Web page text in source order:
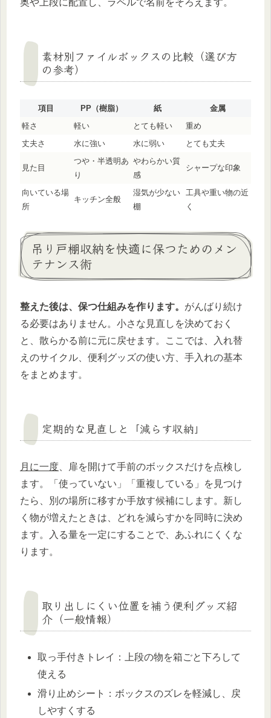
素材別ファイルボックスの比較（選び方
の参考）
項目 PP（樹脂） 紙
金属
軽さ
軽い とても軽い
重め
丈夫さ
水に強い 水に弱い とても丈夫
見た目
つや・半透明あ
り
やわらかい質
感
シャープな印象
向いている場
所
キッチン全般
湿気が少ない
棚
工具や重い物の近
く
吊り戸棚収納を快適に保つためのメン
テナンス術
整えた後は、保つ仕組みを作ります。 がんばり続け
る必要はありません。小さな見直しを決めておく
と、散らかる前に元に戻せます。ここでは、入れ替
えのサイクル、便利グッズの使い方、手入れの基本
をまとめます。
定期的な見直しと「減らす収納」
月に一度 、扉を開けて手前のボックスだけを点検し
ます。「使っていない」「重複している」を見つけ
たら、別の場所に移すか手放す候補にします。新し
く物が増えたときは、どれを減らすかを同時に決め
ます。入る量を一定にすることで、あふれにくくな
ります。
取り出しにくい位置を補う便利グッズ紹
介（一般情報）
取っ手付きトレイ：上段の物を箱ごと下ろして
使える
滑り止めシート：ボックスのズレを軽減し、戻
しやすくする